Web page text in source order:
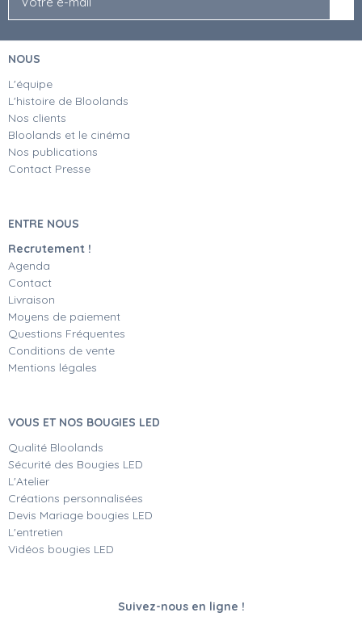
NOUS
L'équipe
L'histoire de Bloolands
Nos clients
Bloolands et le cinéma
Nos publications
Contact Presse
ENTRE NOUS
Recrutement !
Agenda
Contact
Livraison
Moyens de paiement
Questions Fréquentes
Conditions de vente
Mentions légales
VOUS ET NOS BOUGIES LED
Qualité Bloolands
Sécurité des Bougies LED
L'Atelier
Créations personnalisées
Devis Mariage bougies LED
L'entretien
Vidéos bougies LED
Suivez-nous en ligne !